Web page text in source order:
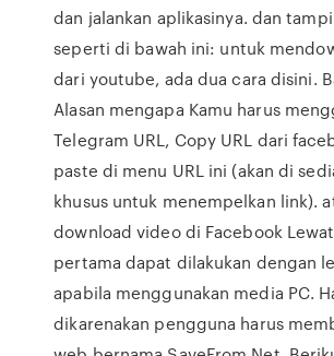
dan jalankan aplikasinya. dan
seperti di bawah ini: untuk
dari youtube, ada dua cara disini.
Alasan mengapa Kamu harus
Telegram URL, Copy URL dari
paste di menu URL ini (akan di
khusus untuk menempelkan link).
download video di Facebook
pertama dapat dilakukan dengan
apabila menggunakan media PC.
dikarenakan pengguna harus